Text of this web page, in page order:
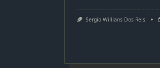
Sergio Willians Dos Reis